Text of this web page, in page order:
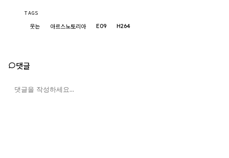
TAGS
웃는 아르스노토리아 E09 H264
댓글